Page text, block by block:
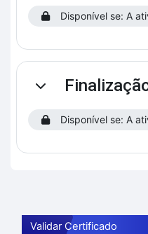
Disponível se: A
Contrair
Disponível se: A
Validar Certificado